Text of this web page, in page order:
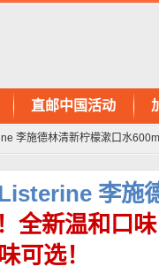
直邮中国活动
李施德林清新柠檬漱口水
李施
全新温和口
可选！